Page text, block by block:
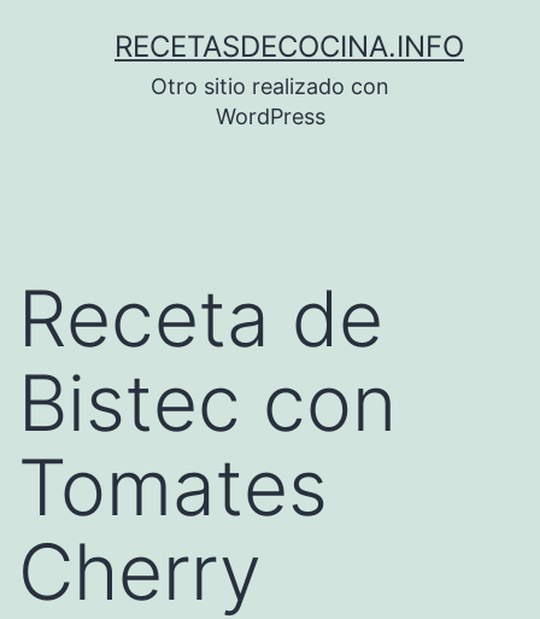
RECETASDECOCINA.INFO
Otro sitio realizado con
WordPress
Receta de
Bistec con
Tomates
Cherry